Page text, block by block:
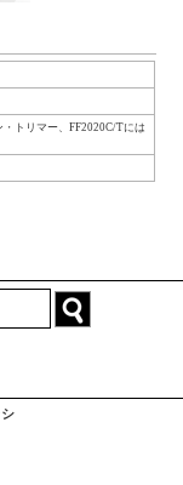
トリマー、FF2020C/Tには